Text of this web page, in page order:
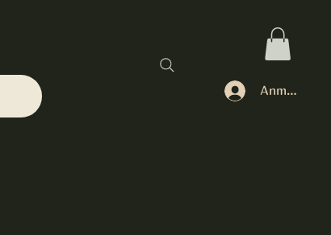
Anmelden